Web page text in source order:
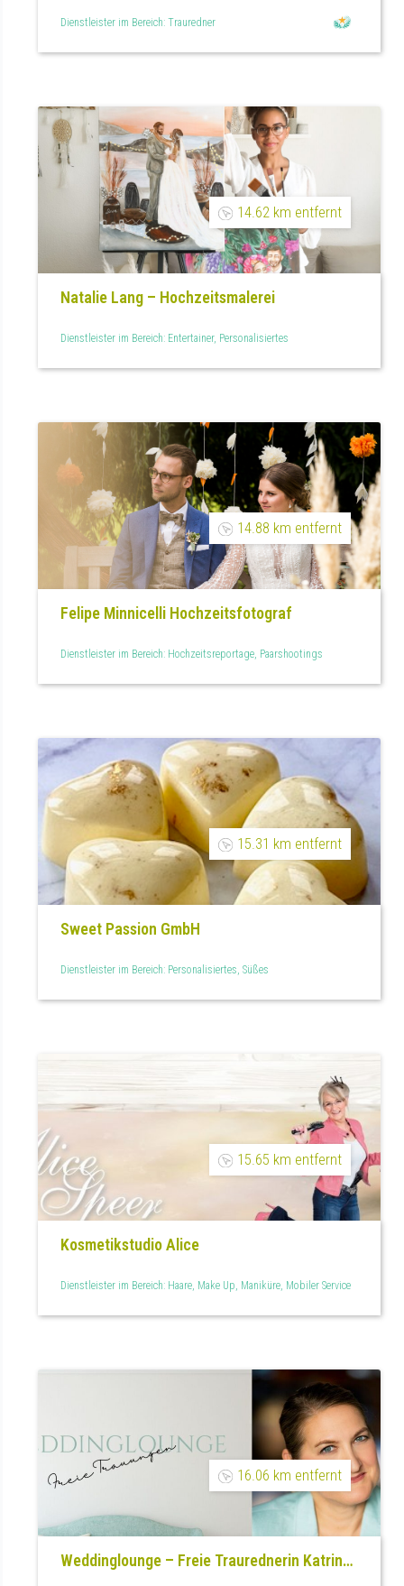
Dienstleister im Bereich: Trauredner
14.62 km entfernt
Natalie Lang – Hochzeitsmalerei
Dienstleister im Bereich: Entertainer, Personalisiertes
14.88 km entfernt
Felipe Minnicelli Hochzeitsfotograf
Dienstleister im Bereich: Hochzeitsreportage, Paarshootings
15.31 km entfernt
Sweet Passion GmbH
Dienstleister im Bereich: Personalisiertes, Süßes
15.65 km entfernt
Kosmetikstudio Alice
Dienstleister im Bereich: Haare, Make Up, Maniküre, Mobiler Service
16.06 km entfernt
Weddinglounge – Freie Traurednerin Katrin